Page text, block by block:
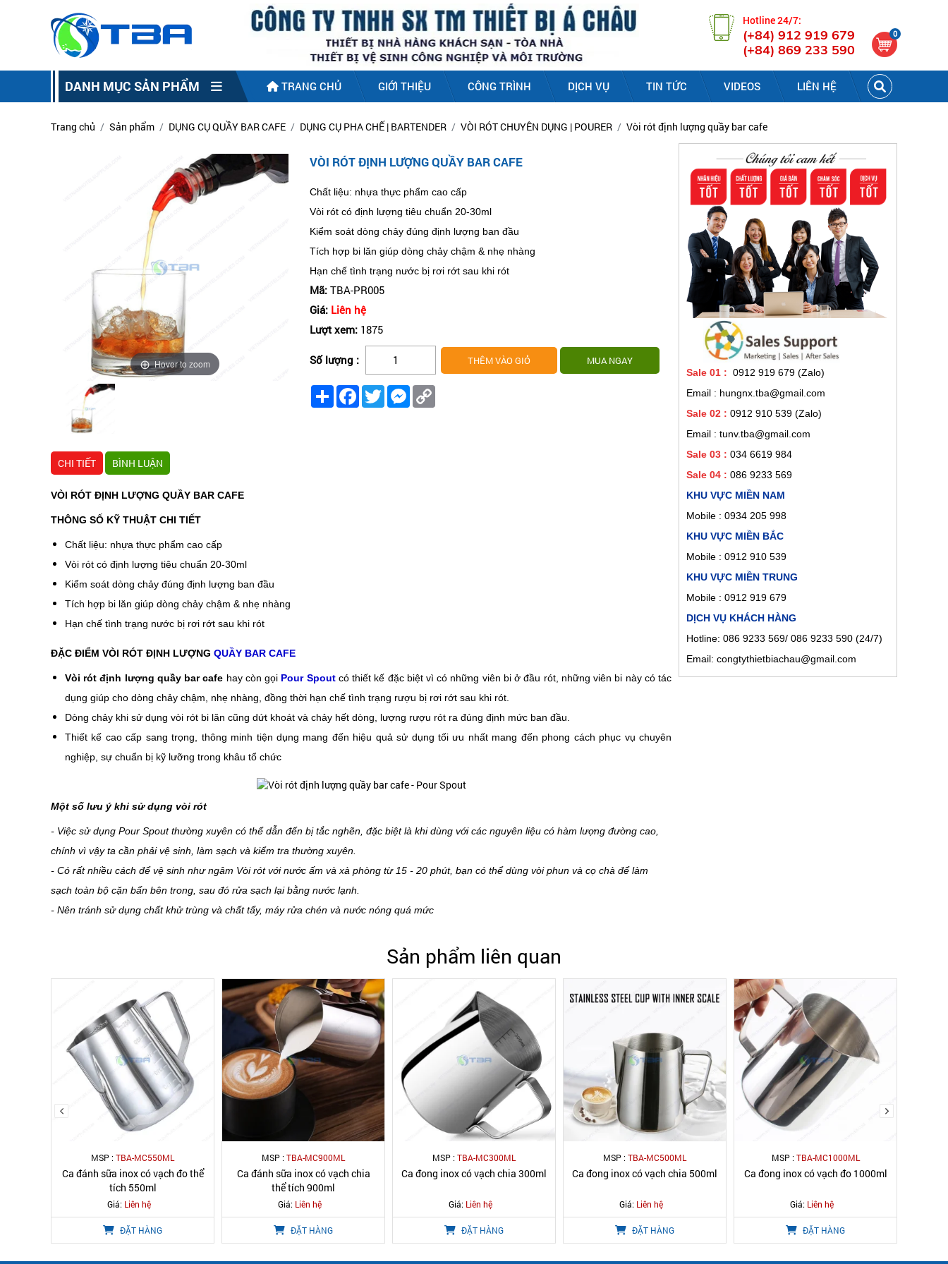
Hotline 24/7:
(+84) 912 919 679
(+84) 869 233 590
0
DANH MỤC SẢN PHẨM TRANG CHỦ GIỚI THIỆU CÔNG TRÌNH DỊCH VỤ TIN TỨC VIDEOS LIÊN HỆ
Trang chủ Sản phẩm DỤNG CỤ QUẦY BAR CAFE DỤNG CỤ PHA CHẾ | BARTENDER VÒI RÓT CHUYÊN DỤNG | POURER Vòi rót định lượng quầy bar cafe
Hover to zoom
VÒI RÓT ĐỊNH LƯỢNG QUẦY BAR CAFE
Chất liệu: nhựa thực phẩm cao cấp
Vòi rót có định lượng tiêu chuẩn 20-30ml
Kiểm soát dòng chảy đúng định lượng ban đầu
Tích hợp bi lăn giúp dòng chảy chậm & nhẹ nhàng
Hạn chế tình trạng nước bị rơi rớt sau khi rót
Mã: TBA-PR005
Giá: Liên hệ
Lượt xem: 1875
Số lượng :
Share FacebookTwitterMessenger
CHI TIẾT BÌNH LUẬN
VÒI RÓT ĐỊNH LƯỢNG QUẦY BAR CAFE
THÔNG SỐ KỸ THUẬT CHI TIẾT
Chất liệu: nhựa thực phẩm cao cấp
Vòi rót có định lượng tiêu chuẩn 20-30ml
Kiểm soát dòng chảy đúng định lượng ban đầu
Tích hợp bi lăn giúp dòng chảy chậm & nhẹ nhàng
Hạn chế tình trạng nước bị rơi rớt sau khi rót
ĐẶC ĐIỂM VÒI RÓT ĐỊNH LƯỢNG QUẦY BAR CAFE
Vòi rót định lượng quầy bar cafe hay còn gọi Pour Spoutcó thiết kế đặc biệt vì có những viên bi ở đầu rót, những viên bi này có tác
dụng giúp cho dòng chảy chậm, nhẹ nhàng, đồng thời hạn chế tình trạng rượu bị rơi rớt sau khi rót.
Dòng chảy khi sử dụng vòi rót bi lăn cũng dứt khoát và chảy hết dòng, lượng rượu rót ra đúng định mức ban đầu.
Thiết kế cao cấp sang trọng, thông minh tiện dụng mang đến hiệu quả sử dụng tối ưu nhất mang đến phong cách phục vụ chuyên
nghiệp, sự chuẩn bị kỹ lưỡng trong khâu tổ chức
Một số lưu ý khi sử dụng vòi rót
- Việc sử dụng Pour Spout thường xuyên có thể dẫn đến bị tắc nghẽn, đặc biệt là khi dùng với các nguyên liệu có hàm lượng đường cao,
chính vì vậy ta cần phải vệ sinh, làm sạch và kiểm tra thường xuyên.
- Có rất nhiều cách để vệ sinh như ngâm Vòi rót với nước ấm và xà phòng từ 15 - 20 phút, bạn có thể dùng vòi phun và cọ chà để làm
sạch toàn bộ cặn bẩn bên trong, sau đó rửa sạch lại bằng nước lạnh.
- Nên tránh sử dụng chất khử trùng và chất tẩy, máy rửa chén và nước nóng quá mức
Sale 01 : 0912 919 679 (Zalo)
Email : hungnx.tba@gmail.com
Sale 02 : 0912 910 539 (Zalo)
Email : tunv.tba@gmail.com
Sale 03 : 034 6619 984
Sale 04 : 086 9233 569
KHU VỰC MIỀN NAM
Mobile : 0934 205 998
KHU VỰC MIỀN BẮC
Mobile : 0912 910 539
KHU VỰC MIỀN TRUNG
Mobile : 0912 919 679
DỊCH VỤ KHÁCH HÀNG
Hotline: 086 9233 569/ 086 9233 590 (24/7)
Email: congtythietbiachau@gmail.com
Sản phẩm liên quan
MSP :TBA-MC550ML
Ca đánh sữa inox có vạch đo thể
tích 550ml
Giá: Liên hệ
ĐẶT HÀNG
MSP :TBA-MC900ML
Ca đánh sữa inox có vạch chia
thể tích 900ml
Giá: Liên hệ
ĐẶT HÀNG
MSP :TBA-MC300ML
Ca đong inox có vạch chia 300ml
Giá: Liên hệ
ĐẶT HÀNG
MSP :TBA-MC500ML
Ca đong inox có vạch chia 500ml
Giá: Liên hệ
ĐẶT HÀNG
MSP :TBA-MC1000ML
Ca đong inox có vạch đo 1000ml
Giá: Liên hệ
ĐẶT HÀNG